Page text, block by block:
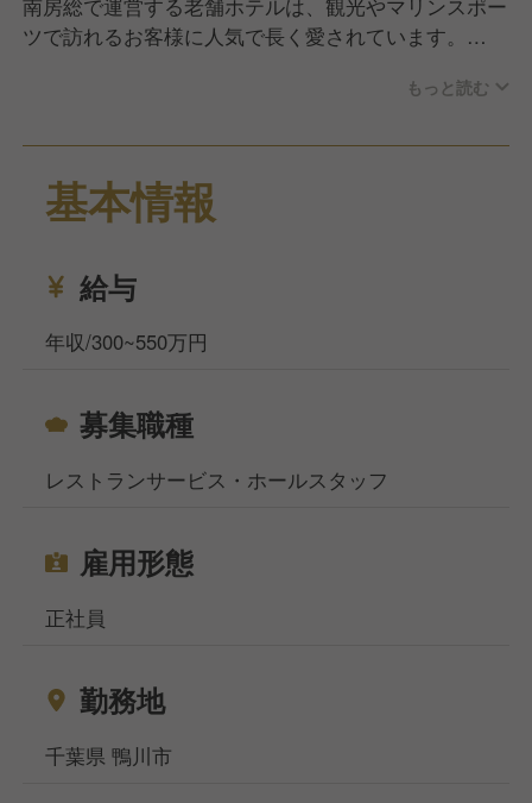
南房総で運営する老舗ホテルは、観光やマリンスポー
ツで訪れるお客様に人気で長く愛されています。
今回は、人員強化のため、千葉県鴨川市にあるホテル
海を臨むリゾートホテルで、旬の海の幸を楽しむこと
ができます。
業務内容は、お客様のご案内・対応・お見送り、料理
接客業務が好きな方や、ホテル勤務に興味のある方を
歓迎します。
お休みはシフト制で、月7～8日です。
新生活とともに勤務開始することが可能です。
もぴったりです。
当社サイト、フーズラボ・エージェントですがこのほ
かにも飲食店の求人を多数揃えております。
お金がなくて困っている方などなど…どんなお悩みも
相談窓口事務所は東京と大阪、名古屋になりますが、
WEB面談も実施しており、飲食専門の転職・就職の
プロが対応いたしますのでご安心くださいませ。
もっと読む
基本情報
給与
年収/300~550万円
募集職種
レストランサービス・ホールスタッフ
雇用形態
正社員
勤務地
千葉県 鴨川市